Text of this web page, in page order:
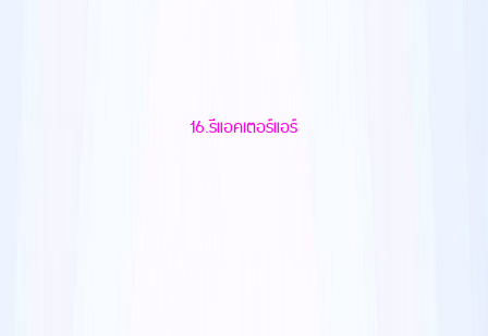
16.รีแอคเตอร์แอร์